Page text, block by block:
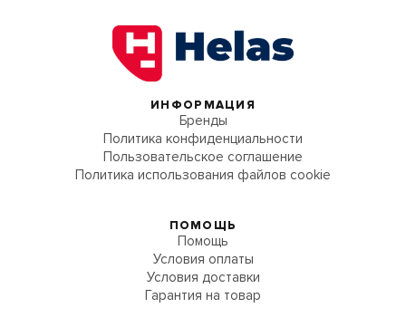
ИНФОРМАЦИЯ
Бренды
Политика конфиденциальности
Пользовательское соглашение
Политика использования файлов cookie
ПОМОЩЬ
Помощь
Условия оплаты
Условия доставки
Гарантия на товар